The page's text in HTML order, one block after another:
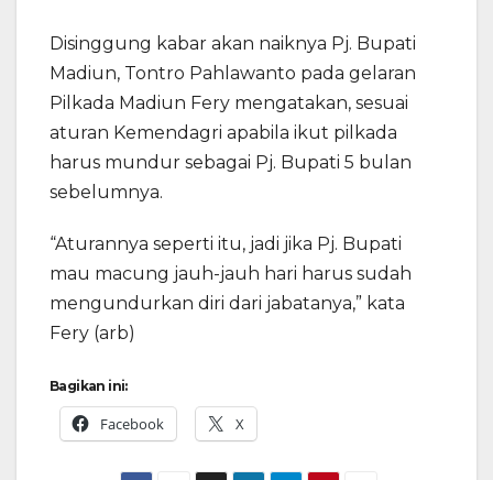
Disinggung kabar akan naiknya Pj. Bupati
Madiun, Tontro Pahlawanto pada gelaran
Pilkada Madiun Fery mengatakan, sesuai
aturan Kemendagri apabila ikut pilkada
harus mundur sebagai Pj. Bupati 5 bulan
sebelumnya.
“Aturannya seperti itu, jadi jika Pj. Bupati
mau macung jauh-jauh hari harus sudah
mengundurkan diri dari jabatanya,” kata
Fery (arb)
Bagikan ini:
Facebook X